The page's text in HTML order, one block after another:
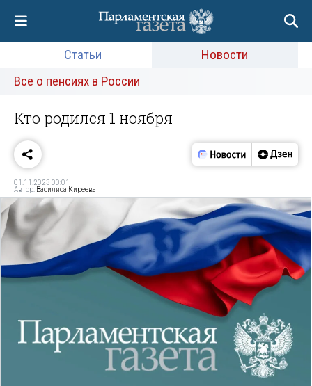
Статьи
Новости
Все о пенсиях в России
Кто родился 1 ноября
01.11.2023 00:01
Автор: Василиса Киреева